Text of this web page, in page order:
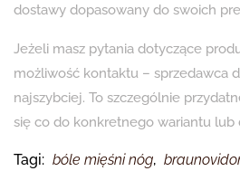
dostawy dopasowany do swoich
Jeżeli masz pytania dotyczące
możliwość kontaktu – sprzedawca
najszybciej. To szczególnie
się co do konkretnego wariantu lub
Tagi: bóle mięśni nóg,